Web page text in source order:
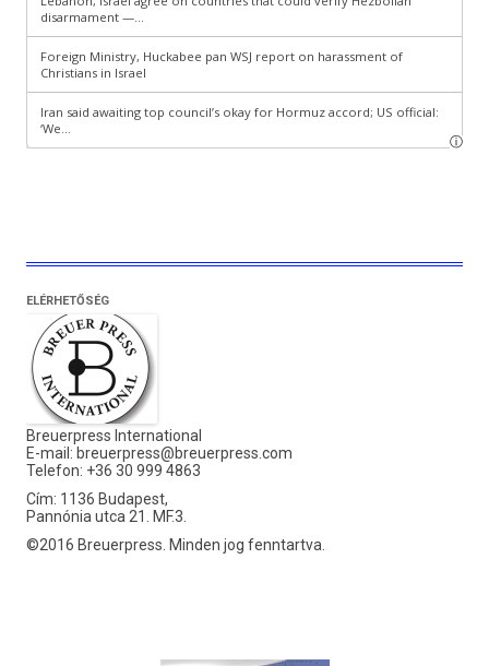
ELÉRHETŐSÉG
Breuerpress International
E-mail: breuerpress@breuerpress.com
Telefon: +36 30 999 4863
Cím: 1136 Budapest,
Pannónia utca 21. MF.3.
©2016 Breuerpress. Minden jog fenntartva.